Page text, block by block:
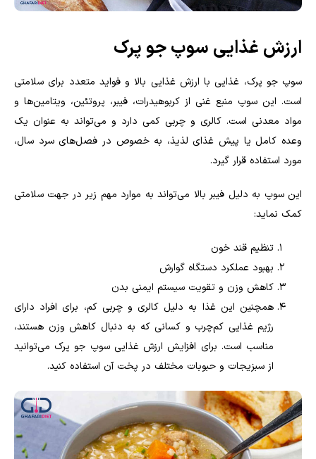
ارزش غذایی سوپ جو پرک
سوپ جو پرک، غذایی با ارزش غذایی بالا و فواید متعدد برای سلامتی
است. این سوپ منبع غنی از کربوهیدرات، فیبر، پروتئین، ویتامین‌ها و
مواد معدنی است. کالری و چربی کمی دارد و می‌تواند به عنوان یک
وعده کامل یا پیش غذای لذیذ، به خصوص در فصل‌های سرد سال،
مورد استفاده قرار گیرد.
این سوپ به دلیل فیبر بالا می‌تواند به موارد مهم زیر در جهت سلامتی
کمک نماید:
تنظیم قند خون
بهبود عملکرد دستگاه گوارش
کاهش وزن و تقویت سیستم ایمنی بدن
همچنین این غذا به دلیل کالری و چربی کم، برای افراد دارای
رژیم غذایی کم‌چرب و کسانی که به دنبال کاهش وزن هستند،
مناسب است. برای افزایش ارزش غذایی سوپ جو پرک می‌توانید
از سبزیجات و حبوبات مختلف در پخت آن استفاده کنید.